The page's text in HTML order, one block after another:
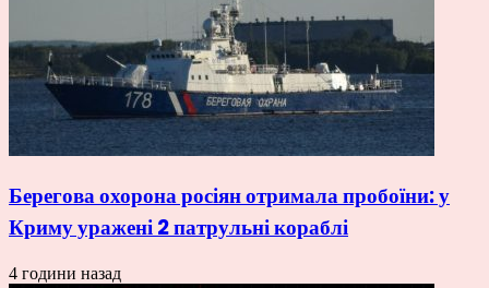
Берегова охорона росіян отримала пробоїни: у
Криму уражені 2 патрульні кораблі
4 години назад